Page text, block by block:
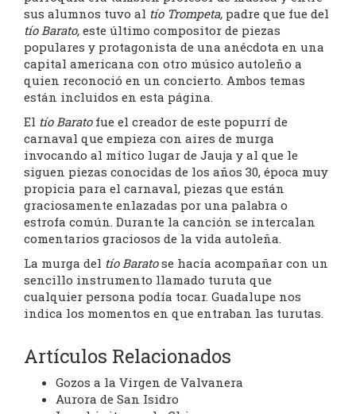
sus alumnos tuvo al tío Trompeta, padre que fue del
tío Barato, este último compositor de piezas
populares y protagonista de una anécdota en una
capital americana con otro músico autoleño a
quien reconoció en un concierto. Ambos temas
están incluidos en esta página.
El tío Barato fue el creador de este popurrí de
carnaval que empieza con aires de murga
invocando al mítico lugar de Jauja y al que le
siguen piezas conocidas de los años 30, época muy
propicia para el carnaval, piezas que están
graciosamente enlazadas por una palabra o
estrofa común. Durante la canción se intercalan
comentarios graciosos de la vida autoleña.
La murga del tío Baratose hacía acompañar con un
sencillo instrumento llamado turuta que
cualquier persona podía tocar. Guadalupe nos
indica los momentos en que entraban las turutas.
Artículos Relacionados
Gozos a la Virgen de Valvanera
Aurora de San Isidro